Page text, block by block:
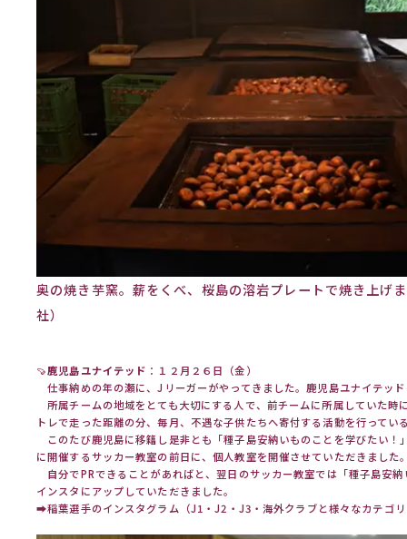
奥の焼き芋窯。薪をくべ、桜島の溶岩プレートで焼き上げ
社）
🍠鹿児島ユナイテッド ：１２月２６日（金）
仕事納めの年の瀬に、Jリーガーがやってきました。鹿児島ユナイテッ
所属チームの地域をとても大切にする人で、前チームに所属していた時
トレで走った距離の分、毎月、不遇な子供たちへ寄付する活動を行ってい
このたび鹿児島に移籍し是非とも「種子島安納いものことを学びたい！
に開催するサッカー教室の前日に、個人教室を開催させていただきました
自分でPRできることがあればと、翌日のサッカー教室では「種子島安
インスタにアップしていただきました。
➡稲葉選手のインスタグラム （J1・J2・J3・海外クラブと様々なカテゴ